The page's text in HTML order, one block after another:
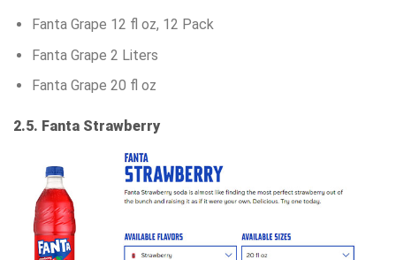
Fanta Grape 12 fl oz, 12 Pack
Fanta Grape 2 Liters
Fanta Grape 20 fl oz
2.5. Fanta Strawberry